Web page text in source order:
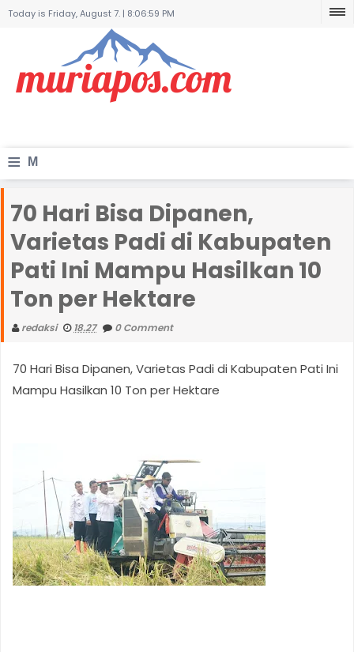
Today is Friday, August 7. | 8:06:59 PM
≡ M
n
u
70 Hari Bisa Dipanen,
Varietas Padi di Kabupaten
Pati Ini Mampu Hasilkan 10
Ton per Hektare
redaksi 18.27 0 Comment
70 Hari Bisa Dipanen, Varietas Padi di Kabupaten Pati Ini
Mampu Hasilkan 10 Ton per Hektare